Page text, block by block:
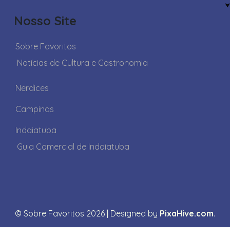
Nosso Site
Sobre Favoritos
Notícias de Cultura e Gastronomia
Nerdices
Campinas
Indaiatuba
Guia Comercial de Indaiatuba
© Sobre Favoritos 2026 Designed by PixaHive.com.